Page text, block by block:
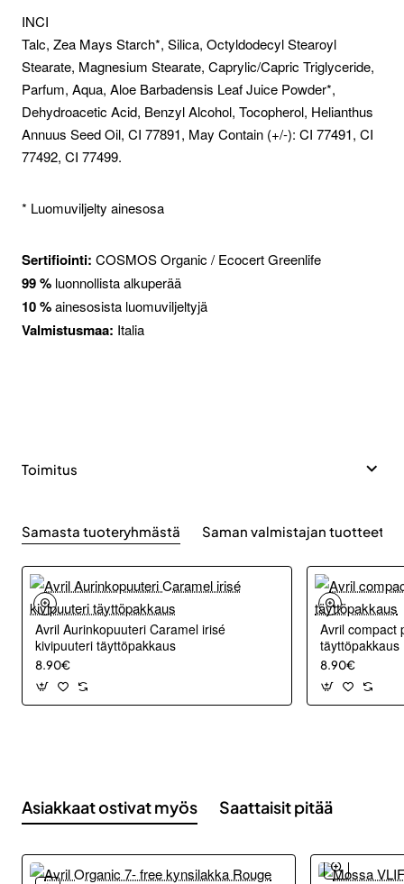
INCI
Talc, Zea Mays Starch*, Silica, Octyldodecyl Stearoyl
Stearate, Magnesium Stearate, Caprylic/Capric Triglyceride,
Parfum, Aqua, Aloe Barbadensis Leaf Juice Powder*,
Dehydroacetic Acid, Benzyl Alcohol, Tocopherol, Helianthus
Annuus Seed Oil, CI 77891, May Contain (+/-): CI 77491, CI
77492, CI 77499.
* Luomuviljelty ainesosa
Sertifiointi: COSMOS Organic / Ecocert Greenlife
99 % luonnollista alkuperää
10 %ainesosista luomuviljeltyjä
Valmistusmaa: Italia
Toimitus
Samasta tuoteryhmästä Saman valmistajan tuotteet
Avril Aurinkopuuteri Caramel irisé
kivipuuteri täyttöpakkaus
8.90€
Avril compact
täyttöpakkaus
8.90€
Asiakkaat ostivat myös Saattaisit pitää